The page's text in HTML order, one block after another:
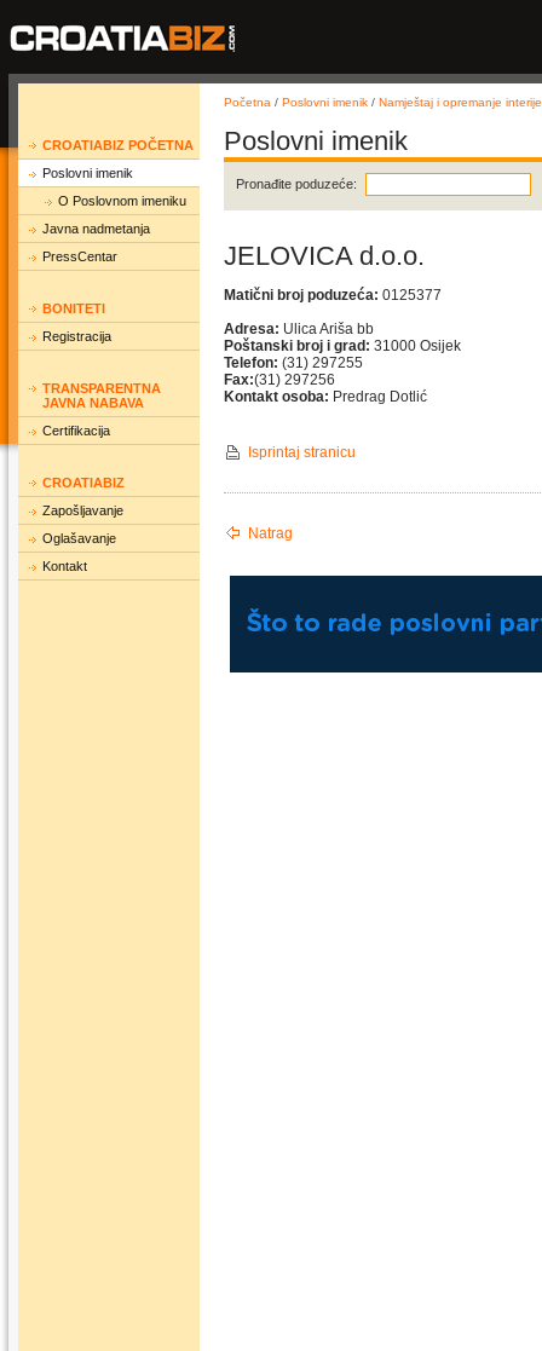
CROATIABIZ POČETNA
Poslovni imenik
O Poslovnom imeniku
Javna nadmetanja
PressCentar
BONITETI
Registracija
TRANSPARENTNA
JAVNA NABAVA
Certifikacija
CROATIABIZ
Zapošljavanje
Oglašavanje
Kontakt
Početna / Poslovni imenik / Namještaj i opremanje
Poslovni imenik
Pronađite poduzeće:
JELOVICA d.o.o.
Matični broj poduzeća: 0125377
Adresa: Ulica Ariša bb
Poštanski broj i grad: 31000 Osijek
Telefon: (31) 297255
Fax:(31) 297256
Kontakt osoba: Predrag Dotlić
Isprintaj stranicu
Natrag